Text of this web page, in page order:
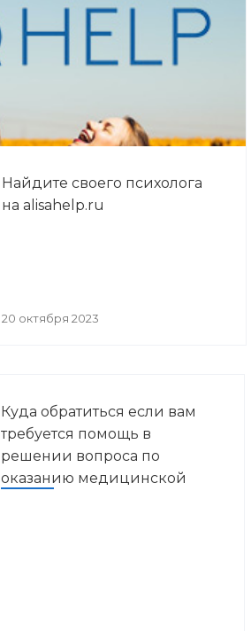
Найдите своего психолога
на alisahelp.ru
20 октября 2023
Куда обратиться если вам
требуется помощь в
решении вопроса по
оказанию медицинской